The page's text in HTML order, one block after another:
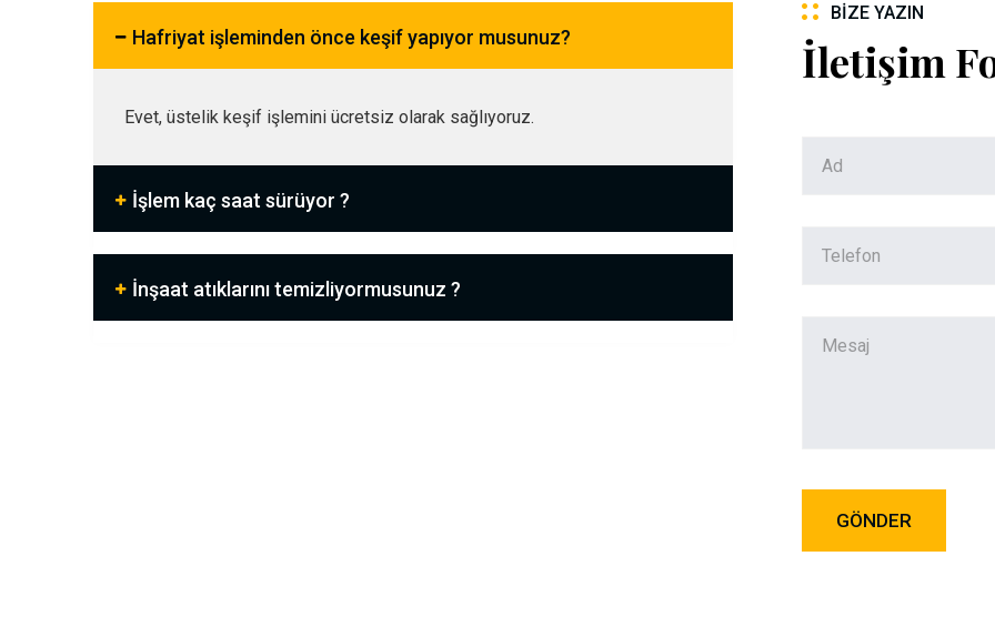
Hafriyat işleminden önce keşif yapıyor musunuz?
Evet, üstelik keşif işlemini ücretsiz olarak sağlıyoruz.
İşlem kaç saat sürüyor ?
İnşaat atıklarını temizliyormusunuz ?
BIZE YAZIN
İletişim